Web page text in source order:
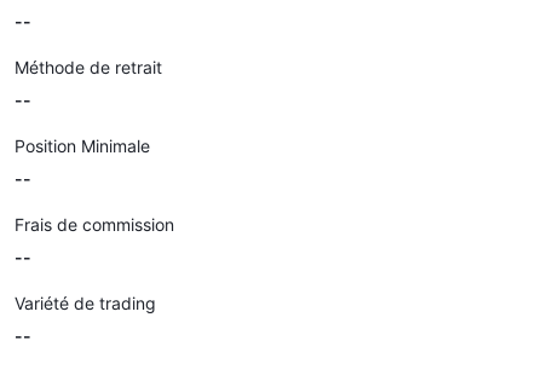
--
Méthode de retrait
--
Position Minimale
--
Frais de commission
--
Variété de trading
--